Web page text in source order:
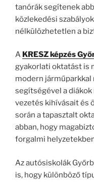
tanórák segítenek
közlekedési
nélkülözhetetlen a
A KRESZ képzés
gyakorlati oktatást is
modern
segítségével a
vezetés kihívásait és
során a tapasztalt
abban, hogy
forgalmi
Az autósiskolák
is, hogy különböző